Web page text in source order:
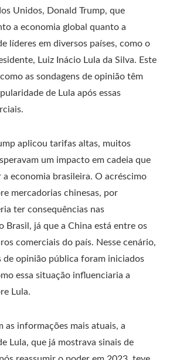
Unidos, Donald Trump, que
a economia global quanto a
líderes em diversos países, como o
Luiz Inácio Lula da Silva. Este
as sondagens de opinião têm
de Lula após essas
aplicou tarifas altas, muitos
um impacto em cadeia que
a economia brasileira. O acréscimo
mercadorias chinesas, por
ter consequências nas
Brasil, já que a China está entre os
comerciais do país. Nesse cenário,
de opinião pública foram iniciados
essa situação influenciaria a
Lula.
as informações mais atuais, a
Lula, que já mostrava sinais de